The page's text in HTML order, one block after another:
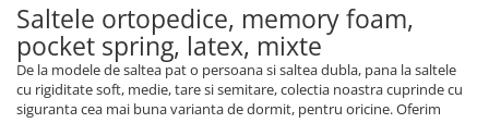
Saltele ortopedice, memory foam,
pocket spring, latex, mixte
De la modele de saltea pat o persoana si saltea dubla, pana la saltele
cu rigiditate soft, medie, tare si semitare, colectia noastra cuprinde cu
siguranta cea mai buna varianta de dormit, pentru oricine. Oferim